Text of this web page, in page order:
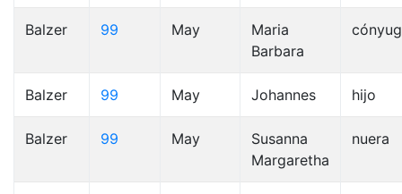
Balzer 99 May
Maria
Barbara
Balzer 99 May Johannes hijo
Balzer 99 May
Susanna
Margaretha
nuera